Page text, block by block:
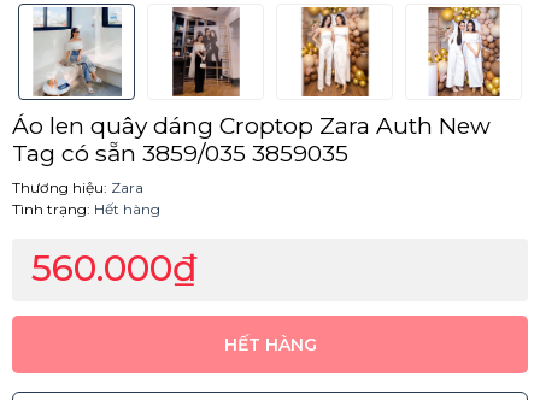
Áo len quây dáng Croptop Zara Auth New
Tag có sẵn 3859/035 3859035
Thương hiệu: Zara
Tình trạng: Hết hàng
560.000₫
HẾT HÀNG